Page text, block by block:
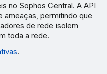
no Sophos Central. A API
ameaças, permitindo que
de rede isolem
toda a rede.
.